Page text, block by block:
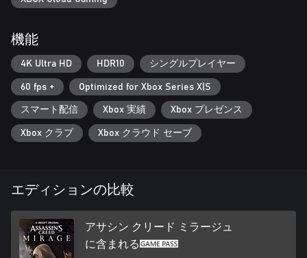
機能
4K Ultra HD HDR10 シングルプレイヤー
60 fps + Optimized for Xbox Series X|S
スマート配信 Xbox 実績 Xbox プレゼンス
Xbox クラブ Xbox クラウド セーブ
エディションの比較
アサシン クリード ミラージュ
に含まれる